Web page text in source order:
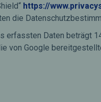
https://
die
Daten beträgt
von Google